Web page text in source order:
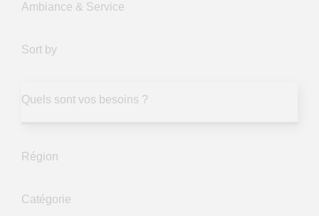
Ambiance & Service
Sort by
Quels sont vos besoins ?
Région
Catégorie